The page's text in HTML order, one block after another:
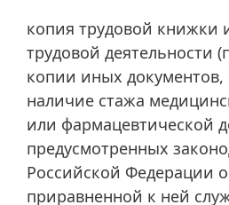
копия трудовой книжки
трудовой деятельности
копии иных
наличие стажа
или фармацевтической
предусмотренных
Российской Федерации
приравненной к ней